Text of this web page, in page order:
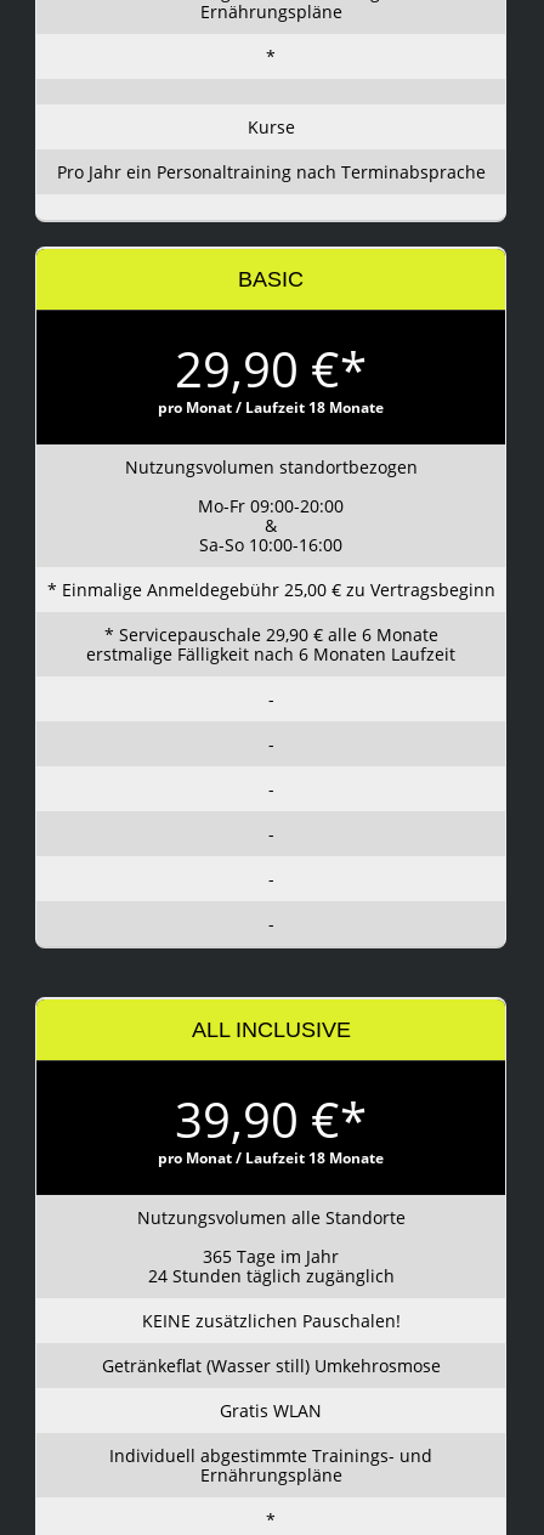
Ernährungspläne
*
Kurse
Pro Jahr ein Personaltraining nach Terminabsprache
BASIC
29,90 €*
pro Monat / Laufzeit 18 Monate
Nutzungsvolumen standortbezogen
Mo-Fr 09:00-20:00
&
Sa-So 10:00-16:00
* Einmalige Anmeldegebühr 25,00 € zu Vertragsbeginn
* Servicepauschale 29,90 € alle 6 Monate
erstmalige Fälligkeit nach 6 Monaten Laufzeit
-
-
-
-
-
-
ALL INCLUSIVE
39,90 €*
pro Monat / Laufzeit 18 Monate
Nutzungsvolumen alle Standorte
365 Tage im Jahr
24 Stunden täglich zugänglich
KEINE zusätzlichen Pauschalen!
Getränkeflat (Wasser still) Umkehrosmose
Gratis WLAN
Individuell abgestimmte Trainings- und
Ernährungspläne
*